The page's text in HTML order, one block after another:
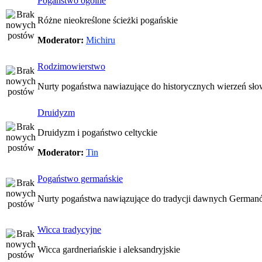
Różne nieokreślone ścieżki pogańskie
Moderator: Michiru
Rodzimowierstwo
Nurty pogaństwa nawiazujące do historycznych wierzeń
Druidyzm
Druidyzm i pogaństwo celtyckie
Moderator: Tin
Pogaństwo germańskie
Nurty pogaństwa nawiązujące do tradycji dawnych
Wicca tradycyjne
Wicca gardneriańskie i aleksandryjskie